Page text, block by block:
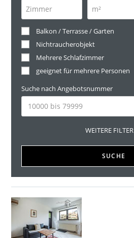
Balkon / Terrasse / Garten
Nichtraucherobjekt
Mehrere Schlafzimmer
geeignet für mehrere Personen
Suche nach Angebotsnummer
WEITERE FILTER
SUCHE